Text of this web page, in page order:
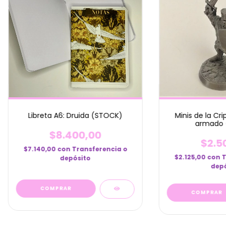
Libreta A6: Druida (STOCK)
$8.400,00
$7.140,00 con Transferencia o
depósito
Minis de la
armado
$2.125,00 con